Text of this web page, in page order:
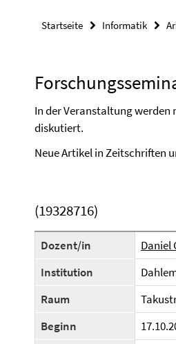
Startseite Informatik
In der Veranstaltung werden
diskutiert.
Neue Artikel in Zeitschriften
(19328716)
Dozent/in
Daniel
Institution
Raum
Beginn